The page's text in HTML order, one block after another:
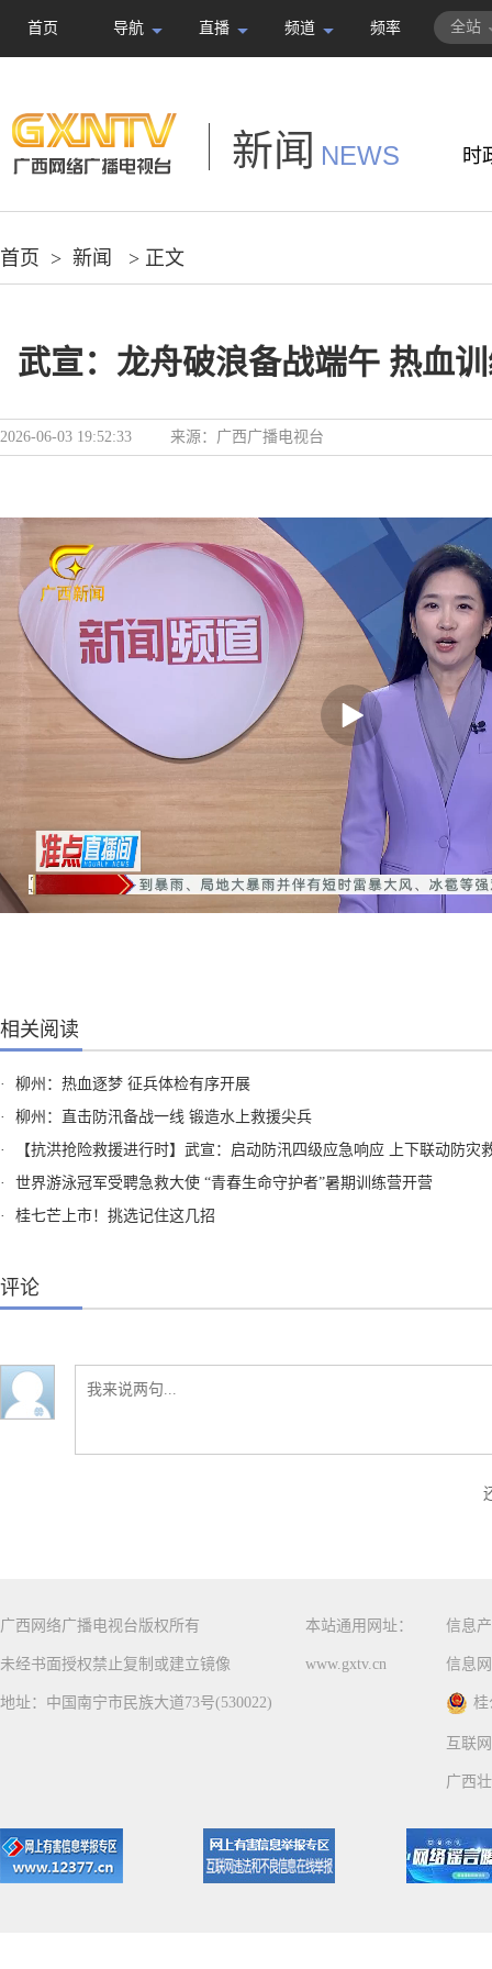
首页 导航 直播 频道 频率 全站
新闻 NEWS 时
首页 > 新闻 > 正文
武宣：龙舟破浪备战端午 热血
2026-06-03 19:52:33 来源： 广西广播电视台
相关阅读
·
柳州：热血逐梦 征兵体检有序开展
·
柳州：直击防汛备战一线 锻造水上救援尖兵
·
【抗洪抢险救援进行时】武宣：启动防汛四级应急响应 上下联动防灾
·
世界游泳冠军受聘急救大使 “青春生命守护者”暑期训练营开营
·
桂七芒上市！挑选记住这几招
评论
广西网络广播电视台版权所有
未经书面授权禁止复制或建立镜像
地址：中国南宁市民族大道73号(530022)
本站通用网址：
www.gxtv.cn
信息
信息
桂
互联
广西